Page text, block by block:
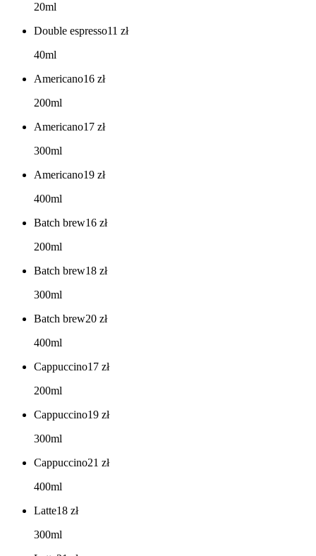
20ml
Double espresso11 zł
40ml
Americano16 zł
200ml
Americano17 zł
300ml
Americano19 zł
400ml
Batch brew16 zł
200ml
Batch brew18 zł
300ml
Batch brew20 zł
400ml
Cappuccino17 zł
200ml
Cappuccino19 zł
300ml
Cappuccino21 zł
400ml
Latte18 zł
300ml